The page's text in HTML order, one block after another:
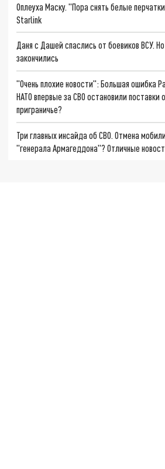
Оплеуха Маску. "Пора снять белые
Starlink
Даня с Дашей спаслись от боевиков ВСУ.
закончились
"Очень плохие новости": Большая ошибка
НАТО впервые за СВО остановили поставки
приграничье?
Три главных инсайда об СВО. Отмена
"генерала Армагеддона"? Отличные